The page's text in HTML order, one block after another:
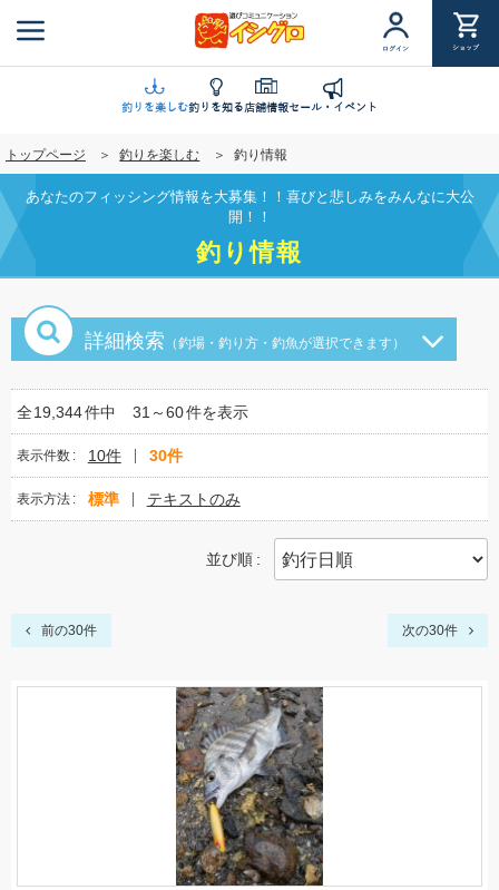
ン
に
移
動
ログイン ショップ
釣りを楽しむ釣りを知る店舗情報セール・イベント
トップページ 釣りを楽しむ 釣り情報
あなたのフィッシング情報を大募集！！喜びと悲しみをみんなに大公
開！！
釣り情報
詳細検索 （釣場・釣り方・釣魚が選択できます）
全19,344件中 31～60件を表示
表示件数 10件 30件
表示方法 標準 テキストのみ
並び順
前の30件 次の30件